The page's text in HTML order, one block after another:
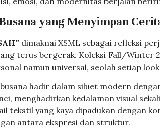
yang Menyimpan
dimaknai XSML sebagai refleksi
terus bergerak. Koleksi Fall/Winter
namun universal, seolah setiap
hadir dalam siluet modern
menghadirkan kedalaman visual
tekstil yang kaya dipadukan dengan
antara ekspresi dan struktur.